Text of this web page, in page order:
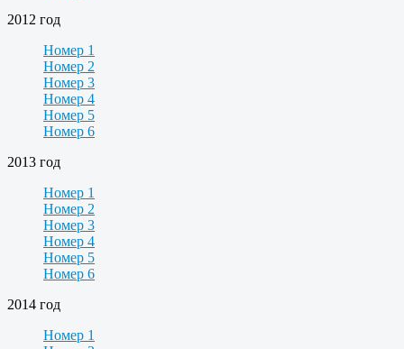
2012 год
Номер 1
Номер 2
Номер 3
Номер 4
Номер 5
Номер 6
2013 год
Номер 1
Номер 2
Номер 3
Номер 4
Номер 5
Номер 6
2014 год
Номер 1